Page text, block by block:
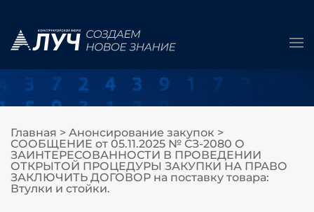
Главная > Анонсирование закупок >
СООБЩЕНИЕ от 05.11.2025 № СЗ-2080 О
ЗАИНТЕРЕСОВАННОСТИ В ПРОВЕДЕНИИ
ОТКРЫТОЙ ПРОЦЕДУРЫ ЗАКУПКИ НА ПРАВО
ЗАКЛЮЧИТЬ ДОГОВОР на поставку товара:
Втулки и стойки.